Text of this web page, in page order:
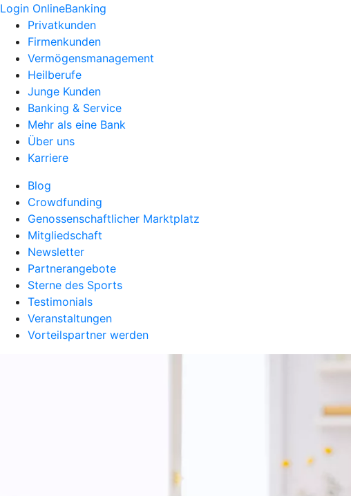
Login OnlineBanking
Privatkunden
Firmenkunden
Vermögensmanagement
Heilberufe
Junge Kunden
Banking & Service
Mehr als eine Bank
Über uns
Karriere
Blog
Crowdfunding
Genossenschaftlicher Marktplatz
Mitgliedschaft
Newsletter
Partnerangebote
Sterne des Sports
Testimonials
Veranstaltungen
Vorteilspartner werden